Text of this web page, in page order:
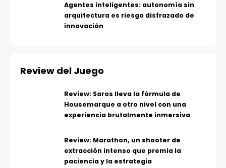
Agentes inteligentes: autonomía sin
arquitectura es riesgo disfrazado de
innovación
Review del Juego
Review: Saros lleva la fórmula de
Housemarque a otro nivel con una
experiencia brutalmente inmersiva
Review: Marathon, un shooter de
extracción intenso que premia la
paciencia y la estrategia